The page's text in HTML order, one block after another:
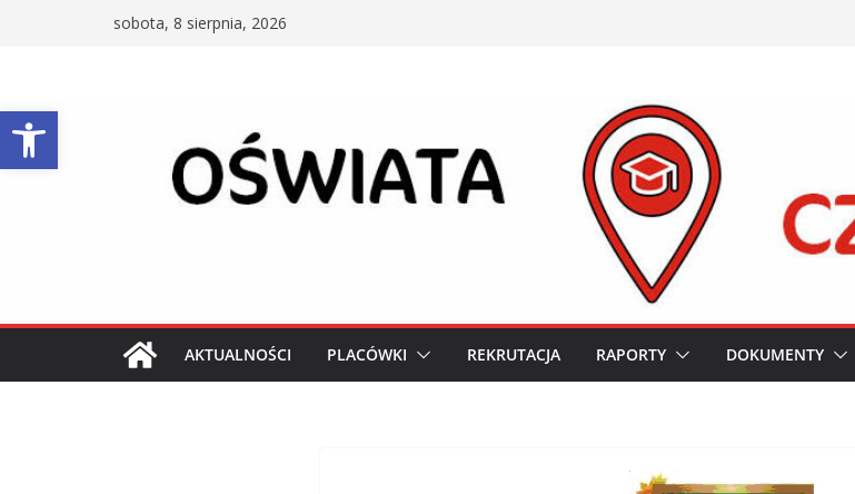
Otwórz pasek narzędzi
sobota, 8 sierpnia, 2026
AKTUALNOŚCI PLACÓWKI REKRUTACJA RAPORTY DOKUMENTY